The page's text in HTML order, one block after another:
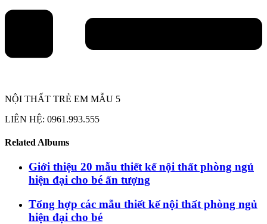
NỘI THẤT TRẺ EM MẪU 5
LIÊN HỆ: 0961.993.555
Related Albums
Giới thiệu 20 mẫu thiết kế nội thất phòng ngủ
hiện đại cho bé ấn tượng
Tổng hợp các mẫu thiết kế nội thất phòng ngủ
hiện đại cho bé